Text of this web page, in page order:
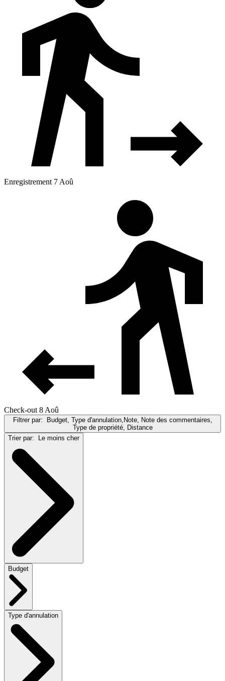
Enregistrement 7 Aoû
Check-out 8 Aoû
Filtrer par: Budget, Type d'annulation,Note, Note des commentaires,
Type de propriété, Distance
Trier par: Le moins cher
Budget
Type d'annulation